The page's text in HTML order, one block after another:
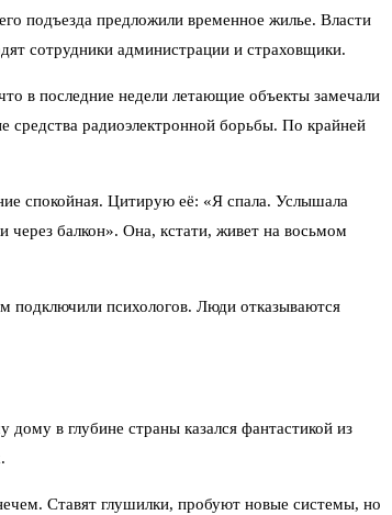
подъезда предложили временное жилье. Власти
сотрудники администрации и страховщики.
в последние недели летающие объекты замечали
средства радиоэлектронной борьбы. По крайней
спокойная. Цитирую её: «Я спала. Услышала
балкон». Она, кстати, живет на восьмом
подключили психологов. Люди отказываются
в глубине страны казался фантастикой из
Ставят глушилки, пробуют новые системы, но